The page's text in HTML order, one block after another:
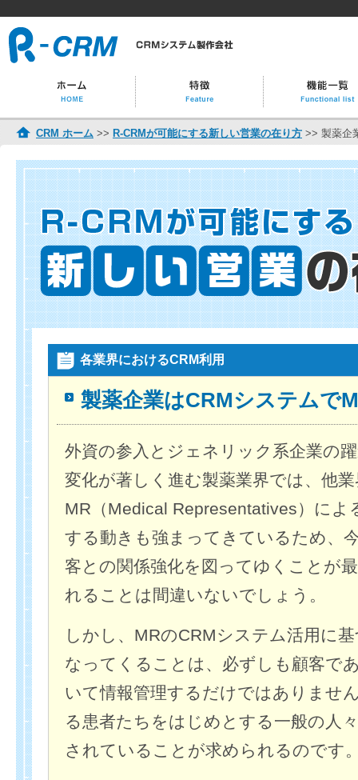
CRM ホーム >> R-CRMが可能にする新しい営業の在り方 >> 製薬企
各業界におけるCRM利用
製薬企業はCRMシステムで
外資の参入とジェネリック系企業の
変化が著しく進む製薬業界では、他
MR（Medical Representatives）によ
する動きも強まってきているため、
客との関係強化を図ってゆくことが
れることは間違いないでしょう。
しかし、MRのCRMシステム活用に
なってくることは、必ずしも顧客で
いて情報管理するだけではありませ
る患者たちをはじめとする一般の人
されていることが求められるのです